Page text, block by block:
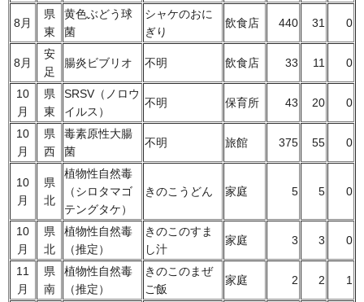
8月
県
東
黄色ぶどう球
菌
シャケのおに
ぎり
飲食店 440 31 0
8月
安
足
腸炎ビブリオ 不明 飲食店 33 11 0
10
月
県
東
SRSV（ノロウ
イルス）
不明 保育所 43 20 0
10
月
県
西
毒素原性大腸
菌
不明 旅館 375 55 0
10
月
県
北
植物性自然毒
（シロタマゴ
テングタケ）
きのこうどん 家庭 5 5 0
10
月
県
北
植物性自然毒
（推定）
きのこのすま
し汁
家庭 3 3 0
11
月
県
南
植物性自然毒
（推定）
きのこのまぜ
ご飯
家庭 2 2 1